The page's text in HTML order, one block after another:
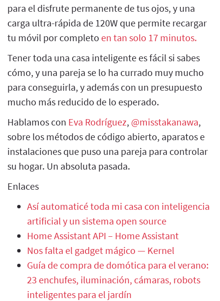
para el disfrute permanente de tus ojos, y una
carga ultra-rápida de 120W que permite recargar
tu móvil por completo en tan solo 17 minutos.
Tener toda una casa inteligente es fácil si sabes
cómo, y una pareja se lo ha currado muy mucho
para conseguirla, y además con un presupuesto
mucho más reducido de lo esperado.
Hablamos con Eva Rodríguez, @misstakanawa,
sobre los métodos de código abierto, aparatos e
instalaciones que puso una pareja para controlar
su hogar. Un absoluta pasada.
Enlaces
Así automaticé toda mi casa con inteligencia
artificial y un sistema open source
Home Assistant API – Home Assistant
Nos falta el gadget mágico — Kernel
Guía de compra de domótica para el verano:
23 enchufes, iluminación, cámaras, robots
inteligentes para el jardín